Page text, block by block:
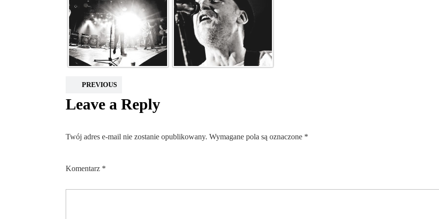
PREVIOUS
Leave a Reply
Twój adres e-mail nie zostanie opublikowany. Wymagane pola są oznaczone *
Komentarz *